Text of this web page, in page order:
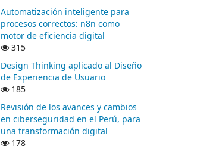
Automatización inteligente para
procesos correctos: n8n como
motor de eficiencia digital
315
Design Thinking aplicado al Diseño
de Experiencia de Usuario
185
Revisión de los avances y cambios
en ciberseguridad en el Perú, para
una transformación digital
178